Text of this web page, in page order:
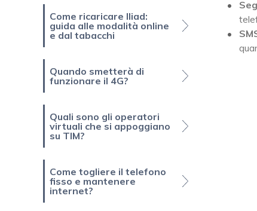
Come ricaricare Iliad:
guida alle modalità online
e dal tabacchi
Quando smetterà di
funzionare il 4G?
Quali sono gli operatori
virtuali che si appoggiano
su TIM?
Come togliere il telefono
fisso e mantenere
internet?